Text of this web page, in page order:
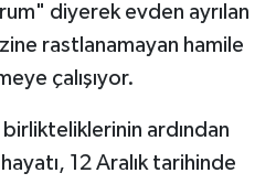
diyerek evden ayrılan
rastlanamayan hamile
çalışıyor.
ardından
12 Aralık tarihinde